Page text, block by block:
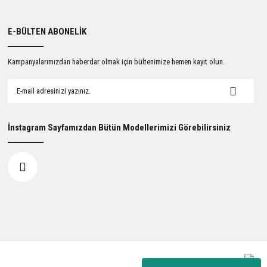
E-BÜLTEN ABONELİK
Kampanyalarımızdan haberdar olmak için bültenimize hemen kayıt olun.
İnstagram Sayfamızdan Bütün Modellerimizi Görebilirsiniz